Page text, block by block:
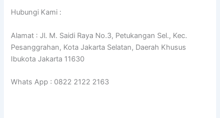
Hubungi Kami :
Alamat : Jl. M. Saidi Raya No.3, Petukangan Sel., Kec.
Pesanggrahan, Kota Jakarta Selatan, Daerah Khusus
Ibukota Jakarta 11630
Whats App : 0822 2122 2163